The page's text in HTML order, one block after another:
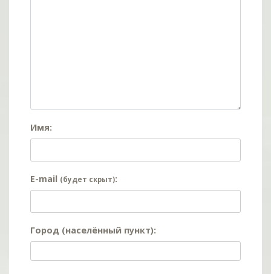
Имя:
E-mail (будет скрыт):
Город (населённый пункт):